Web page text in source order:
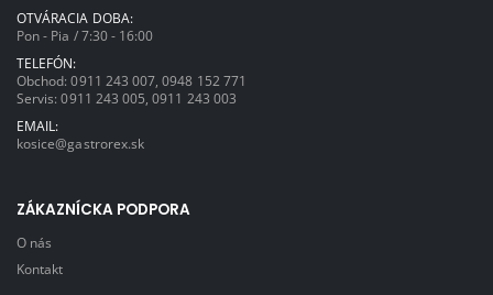
OTVÁRACIA DOBA:
Pon - Pia / 7:30 - 16:00
TELEFÓN:
Obchod:0911 243 007 ,0948 152 771
Servis:0911 243 005 ,0911 243 003
EMAIL:
kosice@gastrorex.sk
ZÁKAZNÍCKA PODPORA
O nás
Kontakt